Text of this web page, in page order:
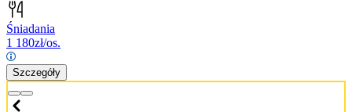
Śniadania
1 180zł/os.
Szczegóły